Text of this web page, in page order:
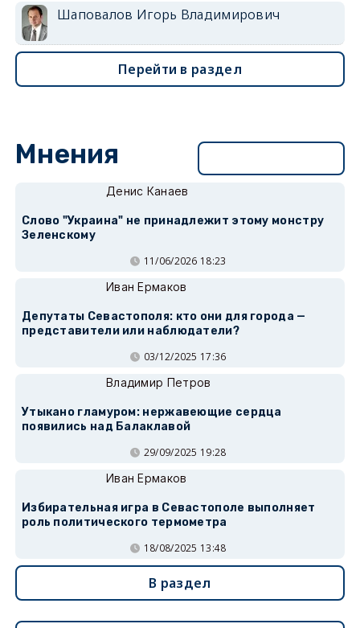
Шаповалов Игорь Владимирович
Перейти в раздел
Мнения
Денис Канаев
Слово "Украина" не принадлежит этому монстру
Зеленскому
11/06/2026 18:23
Иван Ермаков
Депутаты Севастополя: кто они для города —
представители или наблюдатели?
03/12/2025 17:36
Владимир Петров
Утыкано гламуром: нержавеющие сердца
появились над Балаклавой
29/09/2025 19:28
Иван Ермаков
Избирательная игра в Севастополе выполняет
роль политического термометра
18/08/2025 13:48
В раздел